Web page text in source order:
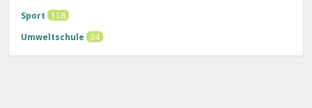
Sport
116
Umweltschule
34